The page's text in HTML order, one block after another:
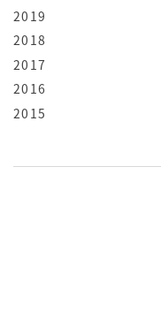
2019
2018
2017
2016
2015